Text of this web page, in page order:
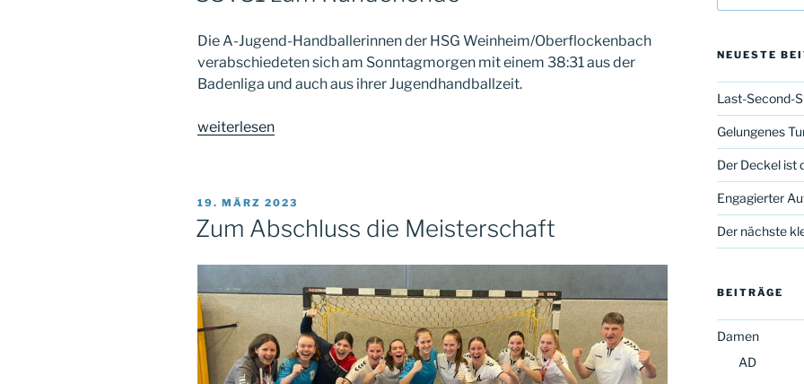
Die A-Jugend-Handballerinnen der HSG Weinheim/Oberflockenbach
verabschiedeten sich am Sonntagmorgen mit einem 38:31 aus der
Badenliga und auch aus ihrer Jugendhandballzeit.
„38
Rundenende“
weiterlesen
VERÖFFENTLICHT
19. MÄRZ 2023
Zum Abschluss die Meisterschaft
NEUESTE
Last-Second-
Gelungenes
Der Deckel ist
Engagierter
Der nächste
BEITRÄGE
Damen
AD